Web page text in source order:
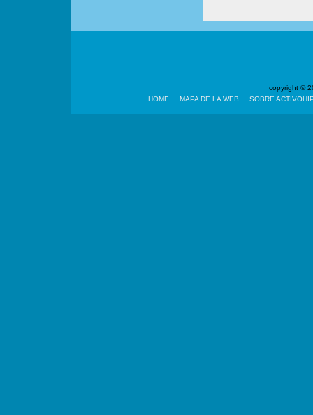
copyright ©
HOME
MAPA DE LA WEB SOBRE